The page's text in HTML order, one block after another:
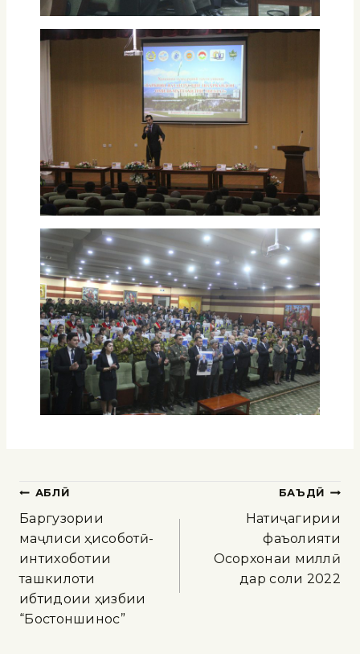
ҚАБЛӢ
Баргузории
маҷлиси ҳисоботӣ-
интихоботии
ташкилоти
ибтидоии ҳизбии
“Бостоншинос”
БАЪДӢ
Натиҷагирии
фаъолияти
Осорхонаи миллӣ
дар соли 2022